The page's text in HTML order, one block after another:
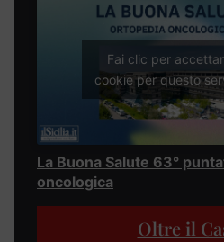
Fai clic per
cookie per questo
La Buona Salute 63°
oncologica
Oltre il